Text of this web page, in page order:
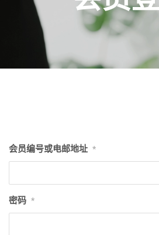
会员编号或电邮地址 *
密码 *